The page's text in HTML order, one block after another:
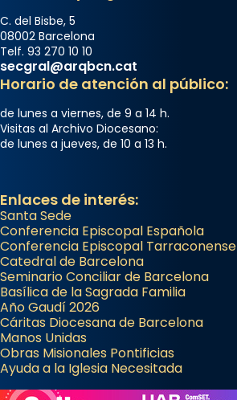
C. del Bisbe, 5
08002 Barcelona
Telf. 93 270 10 10
secgral@arqbcn.cat
Horario de atención al público:
de lunes a viernes, de 9 a 14 h.
Visitas al Archivo Diocesano:
de lunes a jueves, de 10 a 13 h.
Enlaces de interés:
Santa Sede
Conferencia Episcopal Española
Conferencia Episcopal Tarraconense
Catedral de Barcelona
Seminario Conciliar de Barcelona
Basílica de la Sagrada Familia
Año Gaudí 2026
Cáritas Diocesana de Barcelona
Manos Unidas
Obras Misionales Pontificias
Ayuda a la Iglesia Necesitada